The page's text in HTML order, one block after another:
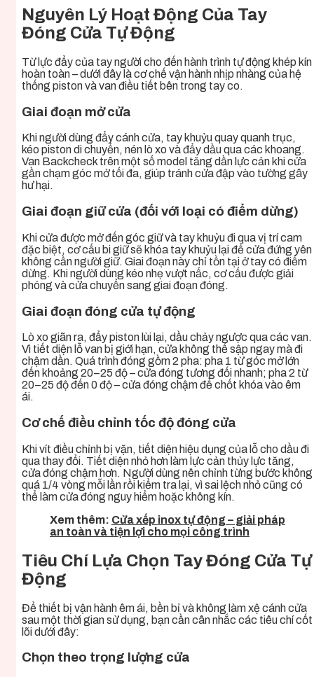
Nguyên Lý Hoạt Động Của Tay
Đóng Cửa Tự Động
Từ lực đẩy của tay người cho đến hành trình tự động khép kín
hoàn toàn – dưới đây là cơ chế vận hành nhịp nhàng của hệ
thống piston và van điều tiết bên trong tay co.
Giai đoạn mở cửa
Khi người dùng đẩy cánh cửa, tay khuỷu quay quanh trục,
kéo piston di chuyển, nén lò xo và đẩy dầu qua các khoang.
Van Backcheck trên một số model tăng dần lực cản khi cửa
gần chạm góc mở tối đa, giúp tránh cửa đập vào tường gây
hư hại.
Giai đoạn giữ cửa (đối với loại có điểm dừng)
Khi cửa được mở đến góc giữ và tay khuỷu đi qua vị trí cam
đặc biệt, cơ cấu bi giữ sẽ khóa tay khuỷu lại để cửa đứng yên
không cần người giữ. Giai đoạn này chỉ tồn tại ở tay có điểm
dừng. Khi người dùng kéo nhẹ vượt nấc, cơ cấu được giải
phóng và cửa chuyển sang giai đoạn đóng.
Giai đoạn đóng cửa tự động
Lò xo giãn ra, đẩy piston lùi lại, dầu chảy ngược qua các van.
Vì tiết diện lỗ van bị giới hạn, cửa không thể sập ngay mà đi
chậm dần. Quá trình đóng gồm 2 pha: pha 1 từ góc mở lớn
đến khoảng 20–25 độ – cửa đóng tương đối nhanh; pha 2 từ
20–25 độ đến 0 độ – cửa đóng chậm để chốt khóa vào êm
ái.
Cơ chế điều chỉnh tốc độ đóng cửa
Khi vít điều chỉnh bị vặn, tiết diện hiệu dụng của lỗ cho dầu đi
qua thay đổi. Tiết diện nhỏ hơn làm lực cản thủy lực tăng,
cửa đóng chậm hơn. Người dùng nên chỉnh từng bước không
quá 1/4 vòng mỗi lần rồi kiểm tra lại, vì sai lệch nhỏ cũng có
thể làm cửa đóng nguy hiểm hoặc không kín.
Xem thêm: Cửa xếp inox tự động – giải pháp
an toàn và tiện lợi cho mọi công trình
Tiêu Chí Lựa Chọn Tay Đóng Cửa Tự
Động
Để thiết bị vận hành êm ái, bền bỉ và không làm xệ cánh cửa
sau một thời gian sử dụng, bạn cần cân nhắc các tiêu chí cốt
lõi dưới đây:
Chọn theo trọng lượng cửa